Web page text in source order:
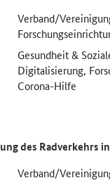
Verband/
Gesundheit &
Digitalisierung,
Corona-Hilfe
des Radverkehrs
Verband/